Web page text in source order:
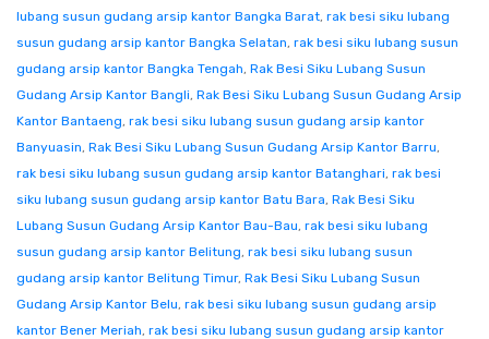
lubang susun gudang arsip kantor Bangka Barat, rak besi siku lubang
susun gudang arsip kantor Bangka Selatan, rak besi siku lubang susun
gudang arsip kantor Bangka Tengah, Rak Besi Siku Lubang Susun
Gudang Arsip Kantor Bangli, Rak Besi Siku Lubang Susun Gudang Arsip
Kantor Bantaeng, rak besi siku lubang susun gudang arsip kantor
Banyuasin, Rak Besi Siku Lubang Susun Gudang Arsip Kantor Barru,
rak besi siku lubang susun gudang arsip kantor Batanghari, rak besi
siku lubang susun gudang arsip kantor Batu Bara, Rak Besi Siku
Lubang Susun Gudang Arsip Kantor Bau-Bau, rak besi siku lubang
susun gudang arsip kantor Belitung, rak besi siku lubang susun
gudang arsip kantor Belitung Timur, Rak Besi Siku Lubang Susun
Gudang Arsip Kantor Belu, rak besi siku lubang susun gudang arsip
kantor Bener Meriah, rak besi siku lubang susun gudang arsip kantor